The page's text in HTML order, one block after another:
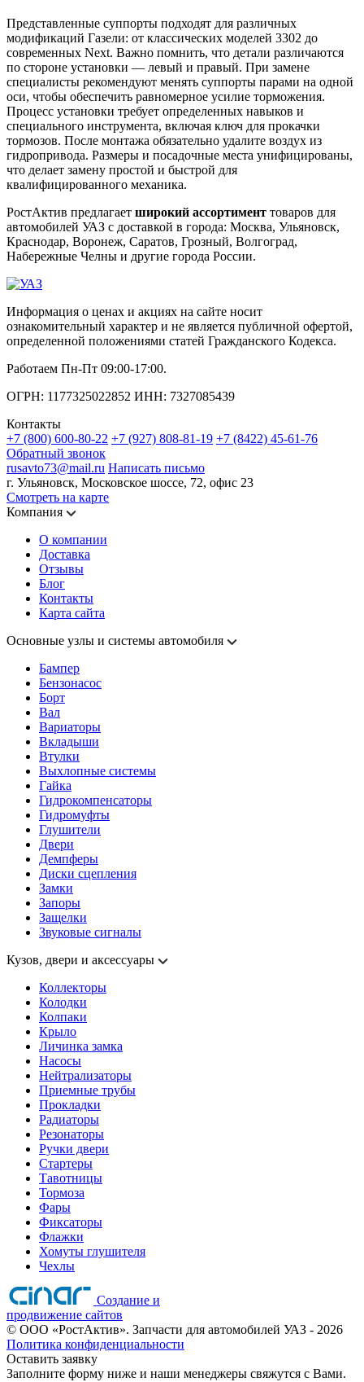
Представленные суппорты подходят для различных
модификаций Газели: от классических моделей 3302 до
современных Next. Важно помнить, что детали различаются
по стороне установки — левый и правый. При замене
специалисты рекомендуют менять суппорты парами на одной
оси, чтобы обеспечить равномерное усилие торможения.
Процесс установки требует определенных навыков и
специального инструмента, включая ключ для прокачки
тормозов. После монтажа обязательно удалите воздух из
гидропривода. Размеры и посадочные места унифицированы,
что делает замену простой и быстрой для
квалифицированного механика.
РостАктив предлагает широкий ассортимент товаров для
автомобилей УАЗ с доставкой в города: Москва, Ульяновск,
Краснодар, Воронеж, Саратов, Грозный, Волгоград,
Набережные Челны и другие города России.
Информация о ценах и акциях на сайте носит
ознакомительный характер и не является публичной офертой,
определенной положениями статей Гражданского Кодекса.
Работаем Пн-Пт 09:00-17:00.
ОГРН: 1177325022852 ИНН: 7327085439
Контакты
+7 (800) 600-80-22 +7 (927) 808-81-19 +7 (8422) 45-61-76
Обратный звонок
rusavto73@mail.ru Написать письмо
г. Ульяновск, Московское шоссе, 72, офис 23
Смотреть на карте
Компания
О компании
Доставка
Отзывы
Блог
Контакты
Карта сайта
Основные узлы и системы автомобиля
Бампер
Бензонасос
Борт
Вал
Вариаторы
Вкладыши
Втулки
Выхлопные системы
Гайка
Гидрокомпенсаторы
Гидромуфты
Глушители
Двери
Демпферы
Диски сцепления
Замки
Запоры
Защелки
Звуковые сигналы
Кузов, двери и аксессуары
Коллекторы
Колодки
Колпаки
Крыло
Личинка замка
Насосы
Нейтрализаторы
Приемные трубы
Прокладки
Радиаторы
Резонаторы
Ручки двери
Стартеры
Тавотницы
Тормоза
Фары
Фиксаторы
Флажки
Хомуты глушителя
Чехлы
Создание и
продвижение сайтов
© ООО «РостАктив». Запчасти для автомобилей УАЗ - 2026
Политика конфиденциальности
Оставить заявку
Заполните форму ниже и наши менеджеры свяжутся с Вами.